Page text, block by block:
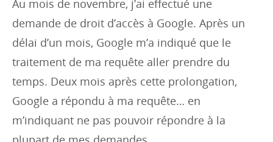
:
Au mois de novembre, j’ai effectué une
demande de droit d’accès à Google. Après un
délai d’un mois, Google m’a indiqué que le
traitement de ma requête aller prendre du
temps. Deux mois après cette prolongation,
Google a répondu à ma requête… en
m’indiquant ne pas pouvoir répondre à la